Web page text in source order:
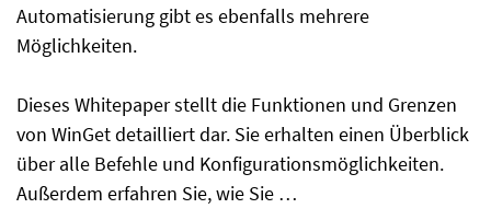
Automatisierung gibt es ebenfalls mehrere
Möglichkeiten.
Dieses Whitepaper stellt die Funktionen und Grenzen
von WinGet detailliert dar. Sie erhalten einen Überblick
über alle Befehle und Konfigurationsmöglichkeiten.
Außerdem erfahren Sie, wie Sie …